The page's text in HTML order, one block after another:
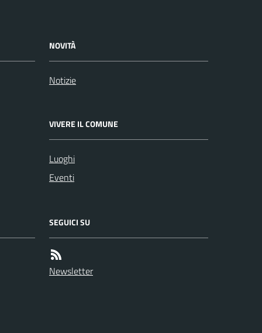
NOVITÀ
Notizie
VIVERE IL COMUNE
Luoghi
Eventi
SEGUICI SU
Newsletter